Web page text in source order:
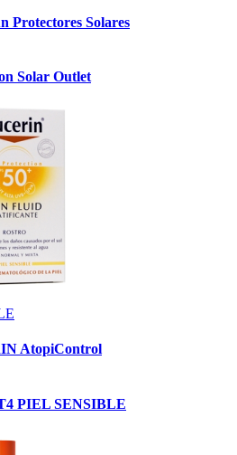
Protectores Solares
Solar Outlet
AtopiControl
PIEL SENSIBLE